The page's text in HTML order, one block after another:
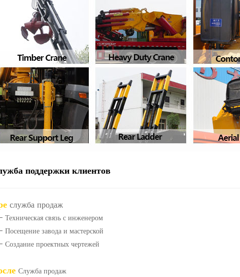
поддержки клиентов
служба продаж
связь с инженером
завода и мастерской
проектных чертежей
Служба продаж